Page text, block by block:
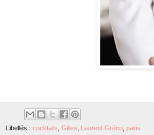
Libellés : cocktails Gilles Laurent Gréco paris